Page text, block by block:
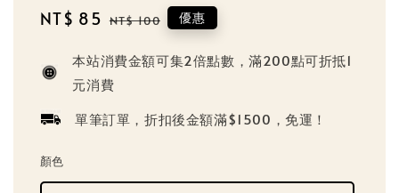
Sale
NT$ 85 Regular
NT$ 100 優惠
本站消費金額可集2倍點數，滿200點可折抵1
元消費
單筆訂單，折扣後金額滿$1500，免運！
顏色